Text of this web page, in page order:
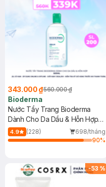
343.000 ₫560.000 ₫
Bioderma
Nước Tẩy Trang Bioderma
Dành Cho Da Dầu & Hỗn Hợp
500ml
4.9 (228)
698/tháng
90%
-53 %